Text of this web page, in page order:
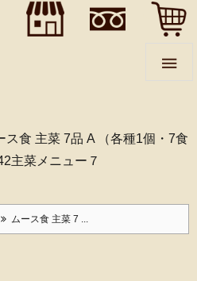

">
ス食 主菜 7品 A （各種1個・7食
主菜メニュー７
ムース食 主菜 7 ...